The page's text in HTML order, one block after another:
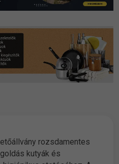
rozsdamentes
kutyák és